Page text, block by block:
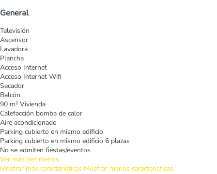
General
Televisión
Ascensor
Lavadora
Plancha
Acceso Internet
Acceso Internet Wifi
Secador
Balcón
90 m² Vivienda
Calefacción bomba de calor
Aire acondicionado
Parking cubierto en mismo edificio
Parking cubierto en mismo edificio 6 plazas
No se admiten fiestas/eventos
Ver más Ver menos
Mostrar más características Mostrar menos características